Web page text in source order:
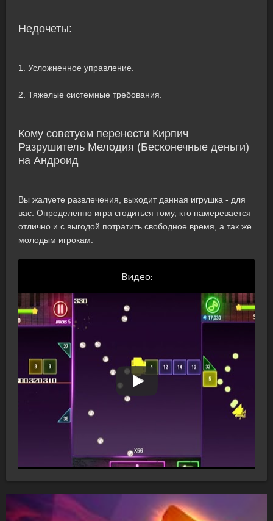
Недочеты:
1. Усложненное управление.
2. Тяжелые системные требования.
Кому советуем перенести Кирпич
Разрушитель Мелодия (Бесконечные деньги)
на Андроид
Вы жалуете развлечения, выходит данная игрушка - для
вас. Определенно игра сгодиться тому, кто намеревается
отлично и с выгодой потратить свободное время, а так же
молодым игрокам.
Видео: